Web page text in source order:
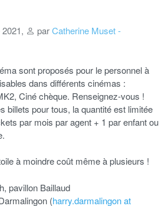
, parCatherine Muset -
sont proposés pour le personnel à
dans différents cinémas :
Ciné chèque. Renseignez-vous !
billets pour tous, la quantité est limitée
par mois par agent + 1 par enfant ou
à moindre coût même à plusieurs !
pavillon Baillaud
(harry.darmalingon at